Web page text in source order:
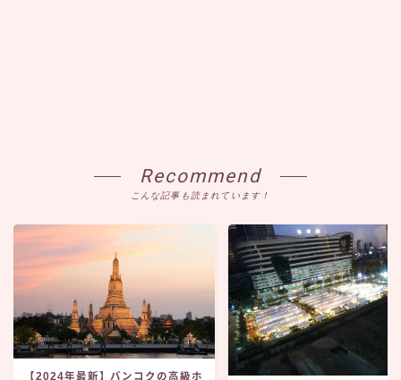
Recommend
こんな記事も読まれています！
【2024年最新】バンコクの高級ホ